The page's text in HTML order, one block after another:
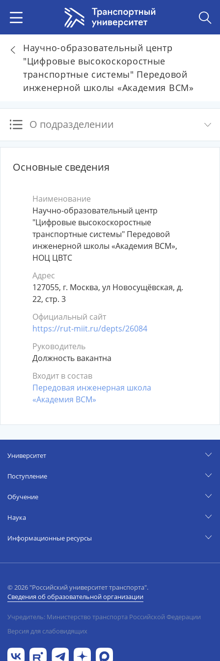
Научно-образовательный центр
"Цифровые высокоскоростные
транспортные системы" Передовой
инженерной школы «Академия ВСМ»
О подразделении
Основные сведения
Наименование
Научно-образовательный центр
"Цифровые высокоскоростные
транспортные системы" Передовой
инженерной школы «Академия ВСМ»,
НОЦ ЦВТС
Адрес
127055, г. Москва, ул Новосущёвская, д.
22, стр. 3
Официальный сайт
https://rut-miit.ru/depts/26084
Руководитель
Должность вакантна
Входит в состав
Передовая инженерная школа
«Академия ВСМ»
Университет
Поступление
Обучение
Наука
Информационные ресурсы
© 2026 "Российский университет транспорта".
Сведения об образовательной организации
Учредитель: Министерство транспорта Российской Федерации
Версия для слабовидящих